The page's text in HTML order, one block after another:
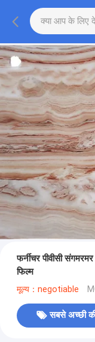
फर्नीचर पीवीसी
फिल्म
मूल्य：negotiable
सबसे अच्छी